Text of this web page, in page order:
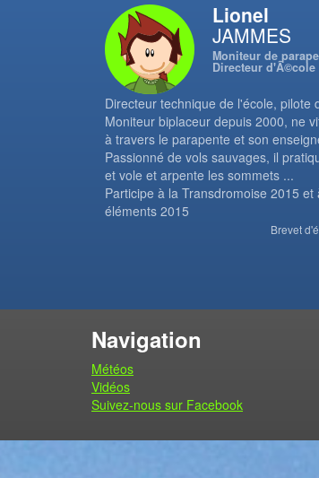
Lionel
JAMMES
Moniteur de
Directeur d'Ã©cole
Directeur technique de l'école, pilote
Moniteur biplaceur depuis 2000, ne
à travers le parapente et son
Passionné de vols sauvages, il
et vole et arpente les sommets ...
Participe à la Transdromoise 2015 et
éléments 2015
Brevet
Navigation
Météos
Vidéos
Suivez-nous sur Facebook